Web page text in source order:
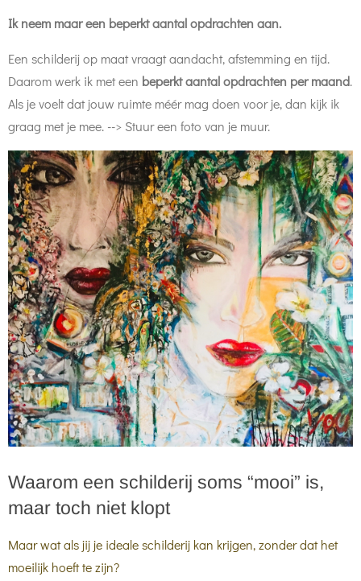
Ik neem maar een beperkt aantal opdrachten aan.
Een schilderij op maat vraagt aandacht, afstemming en tijd.
Daarom werk ik met een beperkt aantal opdrachten per maand.
Als je voelt dat jouw ruimte méér mag doen voor je, dan kijk ik
graag met je mee. --> Stuur een foto van je muur.
Waarom een schilderij soms “mooi” is,
maar toch niet klopt
Maar wat als jij je ideale schilderij kan krijgen, zonder dat het
moeilijk hoeft te zijn?